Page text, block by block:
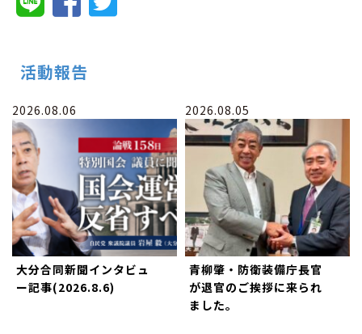
活動報告
2026.08.06
大分合同新聞インタビュ
ー記事(2026.8.6)
2026.08.05
青柳肇・防衛装備庁長官
が退官のご挨拶に来られ
ました。